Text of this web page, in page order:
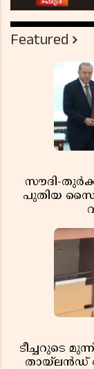
Featured
സൗദി-
പുതിയ
ടീച്ചറുടെ
തായ്‌ലൻഡ്